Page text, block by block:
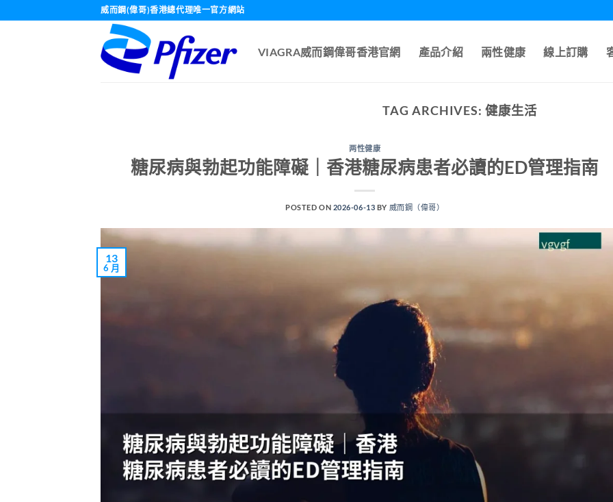
威而鋼(偉哥)香港總代理唯一官方網站
VIAGRA威而鋼偉哥香港官網 產品介紹 兩性健康 線上訂購
TAG ARCHIVES:健康生活
两性健康
糖尿病與勃起功能障礙｜香港糖尿病患者必讀的ED管理指南
POSTED ON 2026-06-13 BY 威而鋼（偉哥）
13
6 月